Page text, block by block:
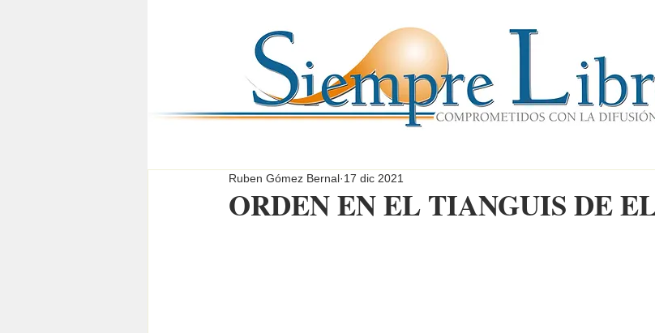
ORDEN EN EL TIANGUIS DE
Ruben Gómez Bernal 17 dic 2021